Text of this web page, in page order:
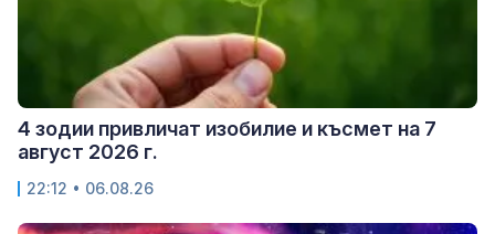
4 зодии привличат изобилие и късмет на 7
август 2026 г.
22:12 • 06.08.26